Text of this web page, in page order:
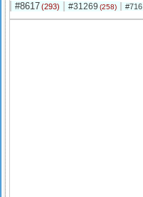
#8617(293) #31269 (258) #716